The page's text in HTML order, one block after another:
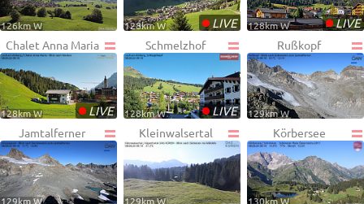
126km W •LIVE
128km W •LIVE
128km W
Chalet Anna Maria
•LIVE
128km W
Schmelzhof
•LIVE
128km W
Rußkopf
129km W
Jamtalferner
129km W
Kleinwalsertal
129km W
Körbersee
130km W